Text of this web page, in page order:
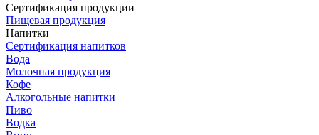
Сертификация продукции
Пищевая продукция
Напитки
Сертификация напитков
Вода
Молочная продукция
Кофе
Алкогольные напитки
Пиво
Водка